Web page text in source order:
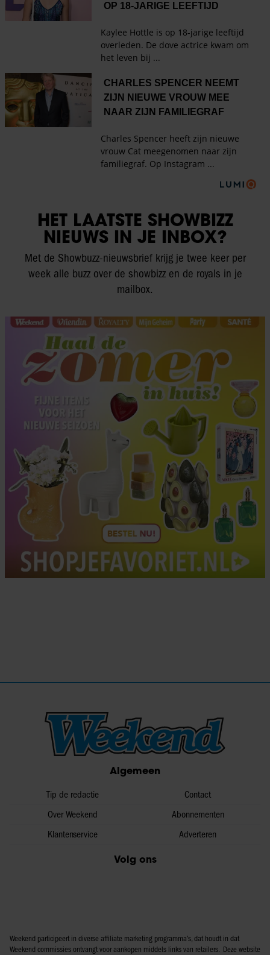
HET LAATSTE SHOWBIZZ
NIEUWS IN JE INBOX?
Met de Showbuzz-nieuwsbrief krijg je twee keer per
week alle buzz over de showbizz en de royals in je
mailbox.
Algemeen
Tip de redactie
Over Weekend
Klantenservice
Contact
Abonnementen
Adverteren
Volg ons
Weekend participeert in diverse affiliate marketing programma’s, dat houdt in dat
Weekend commissies ontvangt voor aankopen middels links van retailers. Deze website